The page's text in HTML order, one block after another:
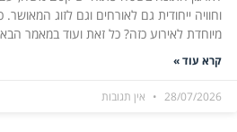
וחוויה ייחודית גם לאורחים וגם לזוג המאושר.
מיוחדת לאירוע כזה? כל זאת ועוד במאמר
קרא עוד »
28/07/2026 אין תגובות